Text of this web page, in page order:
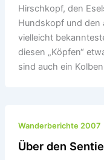
Hirschkopf, den
Hundskopf und den
vielleicht
diesen „Köpfen“
sind auch ein
Wanderberichte 2007
Über den